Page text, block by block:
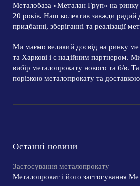
Металобаза «Металан Груп» на
20 років. Наш колектив завжди
придбанні, зберіганні та реалізації
Ми маємо великий досвід на ринку
та Харкові і є надійним партнером.
вибір металопрокату нового та б/в.
порізкою металопрокату та доставкою
Останні новини
Застосування металопрокату
Металопрокат і його застосування